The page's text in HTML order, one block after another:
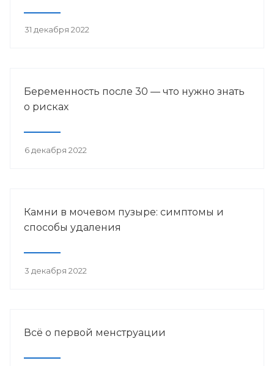
31 декабря 2022
Беременность после 30 — что нужно знать
о рисках
6 декабря 2022
Камни в мочевом пузыре: симптомы и
способы удаления
3 декабря 2022
Всё о первой менструации